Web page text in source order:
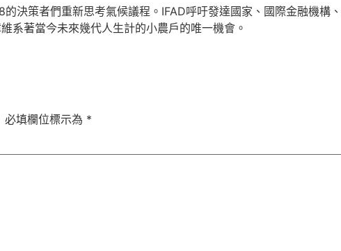
決策者們重新思考氣候議程。IFAD呼吁發達國家、國際金融機構
系著當今未來幾代人生計的小農戶的唯一機會。
必填欄位標示為 *